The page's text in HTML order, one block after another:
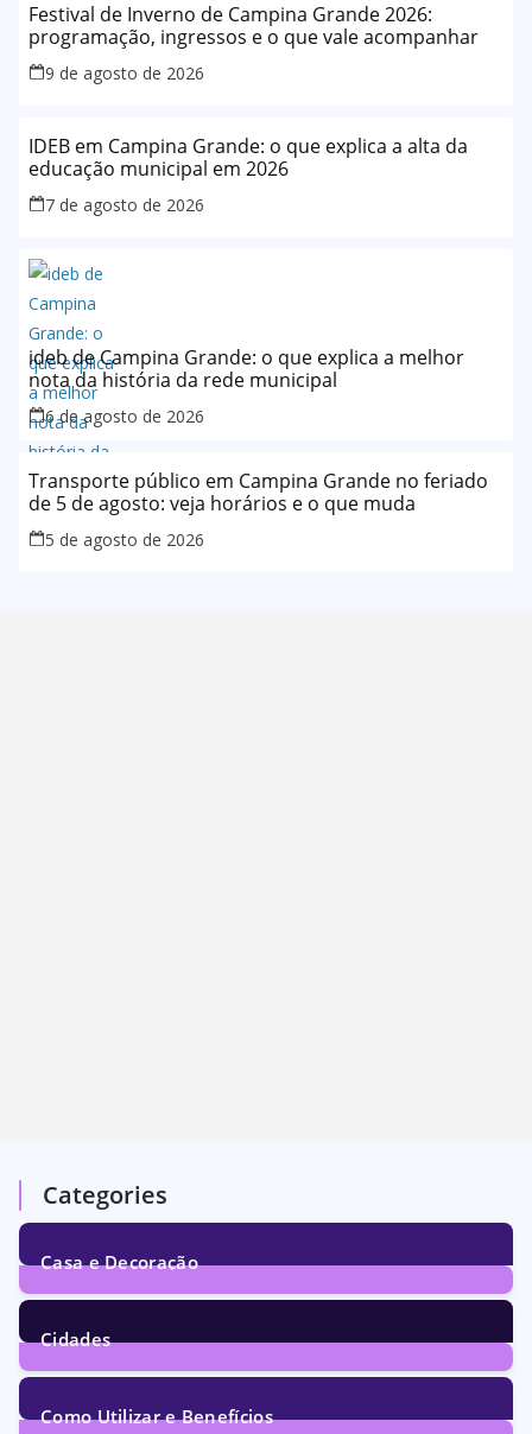
Festival de Inverno de Campina Grande 2026:
programação, ingressos e o que vale acompanhar
9 de agosto de 2026
IDEB em Campina Grande: o que explica a alta da
educação municipal em 2026
7 de agosto de 2026
ideb de Campina Grande: o que explica a melhor
nota da história da rede municipal
6 de agosto de 2026
Transporte público em Campina Grande no feriado
de 5 de agosto: veja horários e o que muda
5 de agosto de 2026
Categories
Casa e Decoração
1Post
Cidades
73Posts
Como Utilizar e Benefícios